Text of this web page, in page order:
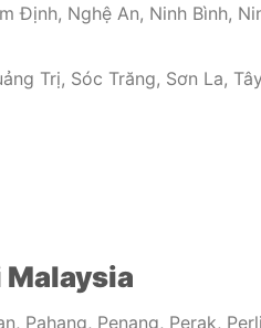
Định, Nghệ An, Ninh Bình,
Trị, Sóc Trăng, Sơn La,
Pahang, Penang, Perak,